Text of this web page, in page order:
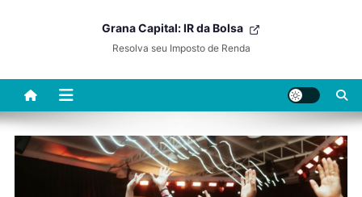
Grana Capital: IR da Bolsa
Resolva seu Imposto de Renda